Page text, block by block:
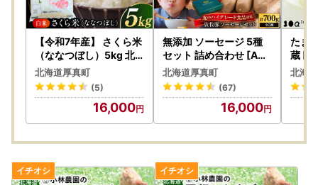
ので、到着後はお早めにお手続きをお願いいたします。
【ワンストップ申請について】
厚真町では、マイナンバーカードをお持ちであればオンライ
ンでワンストップ申請が可能な「自治体マイページ」を導入
しております。
締め切り：寄附翌年の1月10日
のご提出（郵送）が必要となります。
当町よりお送りいたします書類をご本人様確認書類とともに
ご返送をお願いします。
【令和7年産】 さくら米
（ななつぼし）5kg 北
海道 コメ こめ ブランド
銘柄 [AXAB061]
北海道厚真町
(5)
16,000
無添加 ソーセージ 5種
セット 詰め合わせ [AXB
A002]
北海道厚真町
(67)
16,000
たま
蔵
北海